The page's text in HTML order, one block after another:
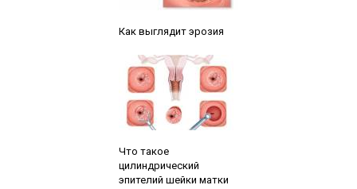
Как выглядит эрозия
Что такое
цилиндрический
эпителий шейки матки